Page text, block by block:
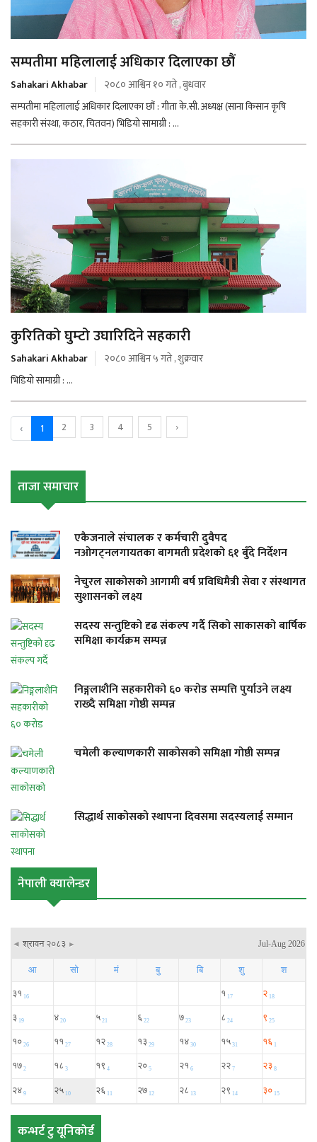
सम्पतीमा महिलालाई अधिकार दिलाएका छौं
Sahakari Akhabar
२०८० आश्विन १० गते , बुधवार
सम्पतीमा महिलालाई अधिकार दिलाएका छौं : गीता के.सी. अध्यक्ष (साना किसान कृषि
सहकारी संस्था, कठार, चितवन) भिडियो सामाग्री : ...
कुरितिको घुम्टो उघारिदिने सहकारी
Sahakari Akhabar
२०८० आश्विन ५ गते , शुक्रवार
भिडियो सामाग्री : ...
‹ 1 2 3 4 5 ›
ताजा समाचार
एकैजनाले संचालक र कर्मचारी दुवैपद
नओगट्नलगायतका बागमती प्रदेशको ६१ बुँदे निर्देशन
नेचुरल साकोसको आगामी बर्ष प्रविधिमैत्री सेवा र संस्थागत
सुशासनको लक्ष्य
सदस्य सन्तुष्टिको दृढ संकल्प गर्दै सिको साकासको बार्षिक
समिक्षा कार्यक्रम सम्पन्न
निङ्गलाशैनि सहकारीको ६० करोड सम्पत्ति पुर्याउने लक्ष्य
राख्दै समिक्षा गोष्ठी सम्पन्न
चमेली कल्याणकारी साकोसको समिक्षा गोष्ठी सम्पन्न
सिद्धार्थ साकोसको स्थापना दिवसमा सदस्यलाई सम्मान
नेपाली क्यालेन्डर
कन्भर्ट टु यूनिकोर्ड